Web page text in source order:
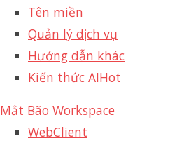
Tên miền
Quản lý dịch vụ
Hướng dẫn khác
Kiến thức AIHot
Mắt Bão Workspace
WebClient